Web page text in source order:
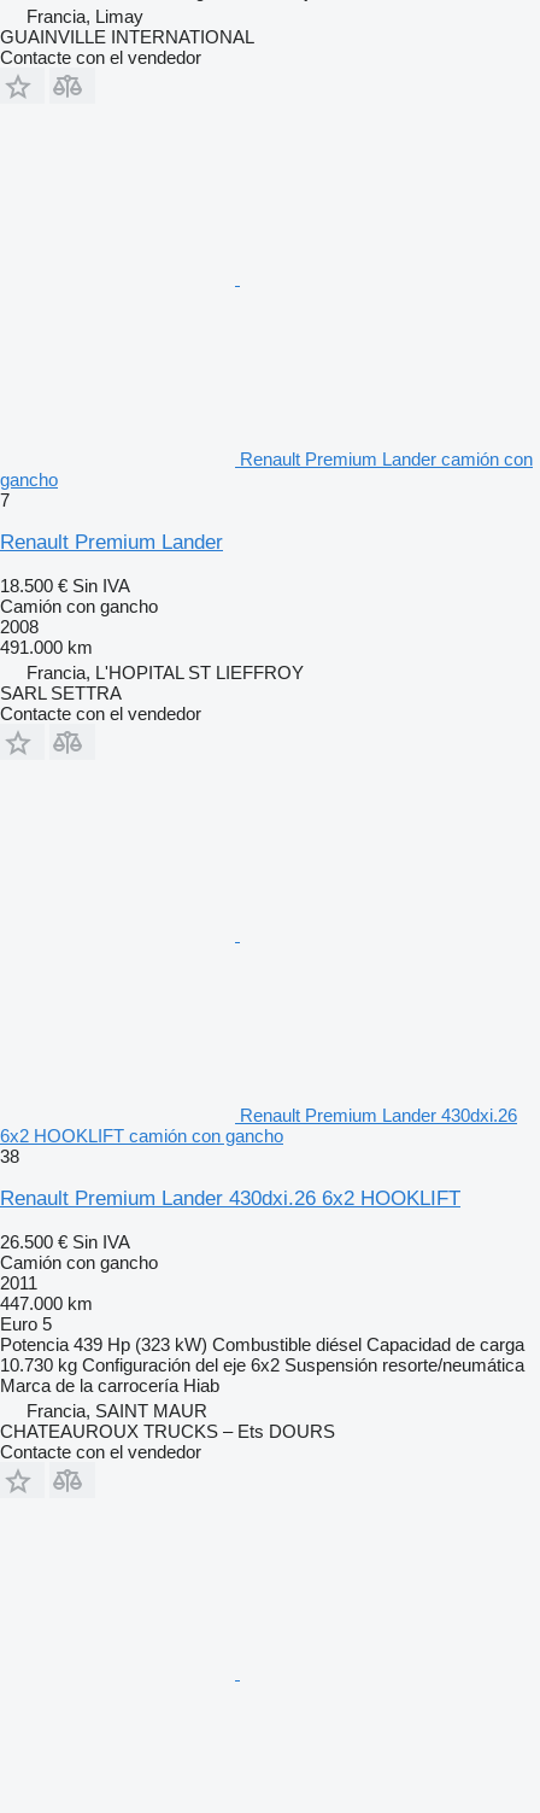
Francia, Limay
GUAINVILLE INTERNATIONAL
Contacte con el vendedor
Renault Premium Lander camión con
gancho
7
Renault Premium Lander
18.500 € Sin IVA
Camión con gancho
2008
491.000 km
Francia, L'HOPITAL ST LIEFFROY
SARL SETTRA
Contacte con el vendedor
Renault Premium Lander 430dxi.26
6x2 HOOKLIFT camión con gancho
38
Renault Premium Lander 430dxi.26 6x2 HOOKLIFT
26.500 € Sin IVA
Camión con gancho
2011
447.000 km
Euro 5
Potencia 439 Hp (323 kW) Combustible diésel Capacidad de carga
10.730 kg Configuración del eje 6x2 Suspensión resorte/neumática
Marca de la carrocería Hiab
Francia, SAINT MAUR
CHATEAUROUX TRUCKS – Ets DOURS
Contacte con el vendedor